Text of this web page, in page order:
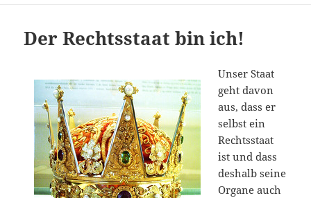
Der Rechtsstaat bin ich!
Unser Staat
geht davon
aus, dass er
selbst ein
Rechtsstaat
ist und dass
deshalb seine
Organe auch